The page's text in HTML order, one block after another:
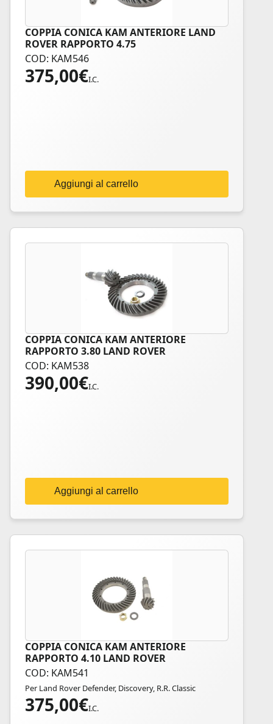
COPPIA CONICA KAM ANTERIORE LAND
ROVER RAPPORTO 4.75
COD: KAM546
375,00€I.C.
Aggiungi al carrello
COPPIA CONICA KAM ANTERIORE
RAPPORTO 3.80 LAND ROVER
COD: KAM538
390,00€I.C.
Aggiungi al carrello
COPPIA CONICA KAM ANTERIORE
RAPPORTO 4.10 LAND ROVER
COD: KAM541
Per Land Rover Defender, Discovery, R.R. Classic
375,00€I.C.